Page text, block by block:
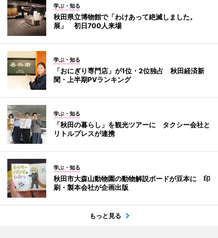
学ぶ・知る
秋田県立博物館で「わけあって絶滅しました。
展」 初日700人来場
学ぶ・知る
「おにぎり専門店」が1位・2位独占 秋田経済新
聞・上半期PVランキング
学ぶ・知る
「秋田の暮らし」を観光ツアーに タクシー会社と
リトルプレスが連携
学ぶ・知る
秋田市大森山動物園の動物解説ボードが豆本に 印
刷・製本会社が企画出版
もっと見る